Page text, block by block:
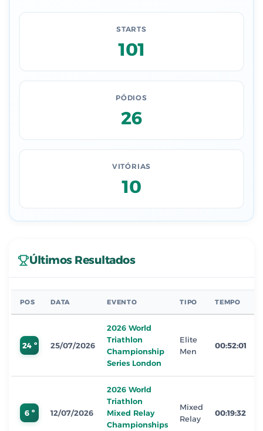
STARTS
101
PÓDIOS
26
VITÓRIAS
10
Últimos Resultados
POS DATA EVENTO TIPO TEMPO
24 º 25/07/2026
2026 World
Triathlon
Championship
Series London
Elite
Men
00:52:01
6 º 12/07/2026
2026 World
Triathlon
Mixed Relay
Championships
Mixed
Relay
00:19:32